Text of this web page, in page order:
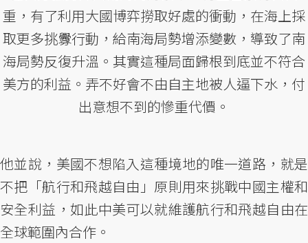
重，有了利用大國博弈撈取好處的衝動，在海上採
取更多挑釁行動，給南海局勢增添變數，導致了南
海局勢反復升溫。其實這種局面歸根到底並不符合
美方的利益。弄不好會不由自主地被人逼下水，付
出意想不到的慘重代價。
他並說，美國不想陷入這種境地的唯一道路，就是
不把「航行和飛越自由」原則用來挑戰中國主權和
安全利益，如此中美可以就維護航行和飛越自由在
全球範圍內合作。